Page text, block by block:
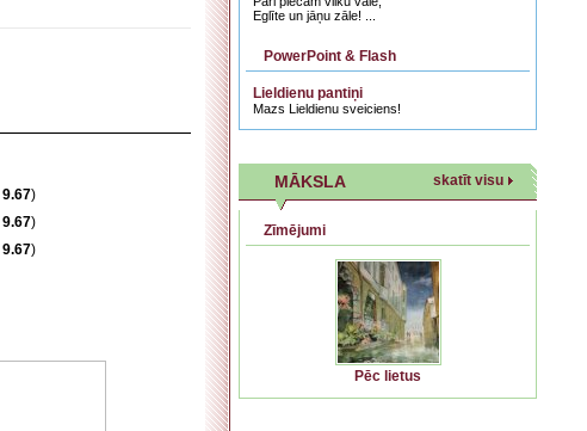
9.67)
9.67)
9.67)
Eglīte un jāņu zāle! ...
PowerPoint & Flash
Lieldienu pantiņi
Mazs Lieldienu sveiciens!
MĀKSLA skatīt visu
Zīmējumi
Pēc lietus